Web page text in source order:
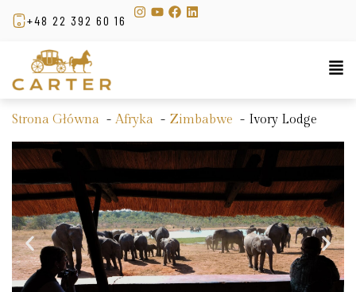
+48 22 392 60 16
Strona Główna Afryka Zimbabwe Ivory Lodge